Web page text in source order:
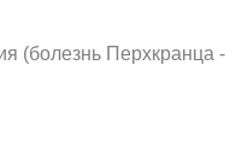
(болезнь Перхкранца -